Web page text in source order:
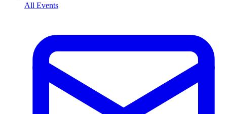
All Events